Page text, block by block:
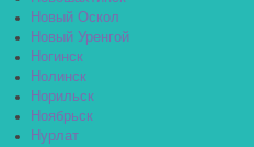
Новый Оскол
Новый Уренгой
Ногинск
Нолинск
Норильск
Ноябрьск
Нурлат